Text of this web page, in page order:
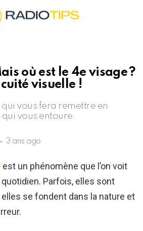
où est le 4e visage ?
visuelle !
vous fera remettre en
vous entoure.
3 ans ago
est un phénomène que l’on voit
Parfois, elles sont
se fondent dans la nature et